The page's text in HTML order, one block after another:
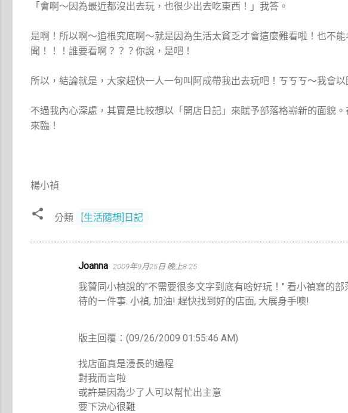
「會啊～因為最近都沒出去玩，也很少出去吃東西！」我答。
是啊！所以啊～追根究底啊～就是因為生活太貧乏才會這麼難看啦！也不
聞！！！誰要看啊？？？你說，是吧！
所以，結論就是，大家趕快一人一句叫阿成帶我出去玩吧！ㄎㄎㄎ～我會
不過我內心深處，其實是比較想以「開店日記」來賦予部落格嶄新的面貌
來臨！
楊小禎
分類 [生活隨想]日記
Joanna 2009年9月25日 晚上8:25
我贊同小楨說的"不需要很多文字到底有啥好玩！" 看小禎寫的
待的ㄧ件事. 小禎, 加油! 趕快找到好的店面, 大展身手噢!
版主回覆：(09/26/2009 01:55:46 AM)
找店面真是漫長的過程
對我而言啦
或許是因為少了人可以幫忙出主意
要下決心很難